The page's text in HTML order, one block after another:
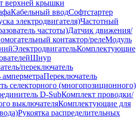
верхней крышки
Кабельный вводСофтстартер
электродвигателя)Частотный
частоты)Датчик движения/
контактор/релеМодуль
ЭлектродвигательКомплектующие
Шнур
переключатель
Переключатель
селекторного (многопозиционного)
D-SubКомплект проводки/
выключателяКомплектующие для
Рукоятка распределительных